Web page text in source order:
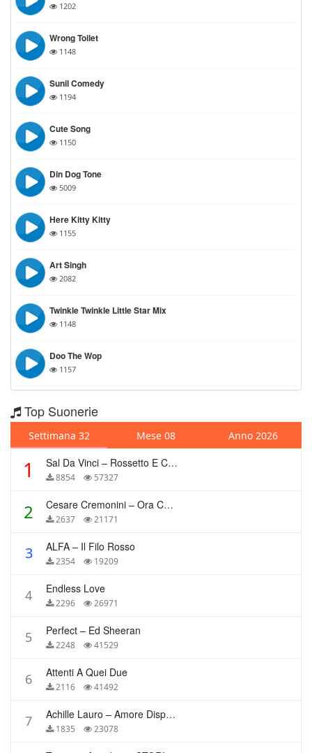
1202
Wrong Toilet
1148
Sunil Comedy
1194
Cute Song
1150
Din Dog Tone
5009
Here Kitty Kitty
1155
Art Singh
2082
Twinkle Twinkle Little Star Mix
1148
Doo The Wop
1157
Top Suonerie
Settimana 32 Mese 08 Anno 2026
1 Sal Da Vinci – Rossetto E Caffè
8854 57327
2 Cesare Cremonini – Ora Che Non Ho Più Te
2637 21171
3 ALFA – Il Filo Rosso
2354 19209
4 Endless Love
2296 26971
5 Perfect – Ed Sheeran
2248 41529
6 Attenti A Quei Due
2116 41492
7 Achille Lauro – Amore Disperato
1835 23078